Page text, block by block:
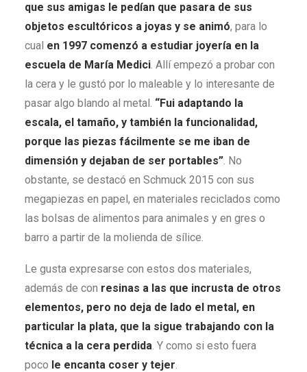
que sus amigas le pedían que pasara de sus
objetos escultóricos a joyas y se animó, para lo
cual en 1997 comenzó a estudiar joyería en la
escuela de María Medici. Allí empezó a probar con
la cera y le gustó por lo maleable y lo interesante de
pasar algo blando al metal. “Fui adaptando la
escala, el tamaño, y también la funcionalidad,
porque las piezas fácilmente se me iban de
dimensión y dejaban de ser portables”. No
obstante, se destacó en Schmuck 2015 con sus
megapiezas en papel, en materiales reciclados como
las bolsas de alimentos para animales y en gres o
barro a partir de la molienda de sílice.
Le gusta expresarse con estos dos materiales,
además de con resinas a las que incrusta de otros
elementos, pero no deja de lado el metal, en
particular la plata, que la sigue trabajando con la
técnica a la cera perdida. Y como si esto fuera
poco le encanta coser y tejer.